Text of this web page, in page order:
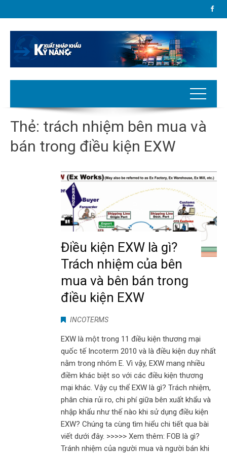
Thẻ: trách nhiệm bên mua và
bán trong điều kiện EXW
Điều kiện EXW là gì?
Trách nhiệm của bên
mua và bên bán trong
điều kiện EXW
INCOTERMS
EXW là một trong 11 điều kiện thương mại
quốc tế Incoterm 2010 và là điều kiện duy nhất
nằm trong nhóm E. Vì vậy, EXW mang nhiều
điềm khác biệt so với các điều kiện thương
mại khác. Vậy cụ thể EXW là gì? Trách nhiệm,
phân chia rủi ro, chi phí giữa bên xuất khẩu và
nhập khẩu như thế nào khi sử dụng điều kiện
EXW? Chúng ta cùng tìm hiểu chi tiết qua bài
viết dưới đây. >>>>> Xem thêm: FOB là gì?
Tránh nhiệm của người mua và người bán khi